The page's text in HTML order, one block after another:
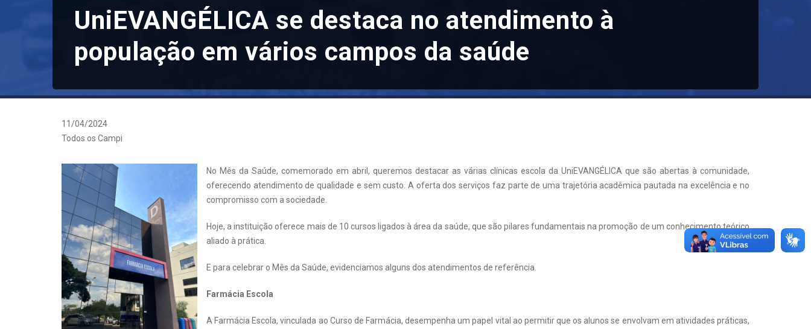
UniEVANGÉLICA se destaca no atendimento à
população em vários campos da saúde
11/04/2024
Todos os Campi
No Mês da Saúde, comemorado em abril, queremos destacar as várias clínicas escola da UniEVANGÉLICA que são abertas à comunidade,
oferecendo atendimento de qualidade e sem custo. A oferta dos serviços faz parte de uma trajetória acadêmica pautada na excelência e no
compromisso com a sociedade.
Hoje, a instituição oferece mais de 10 cursos ligados à área da saúde, que são pilares fundamentais na promoção de um conhecimento teórico
aliado à prática.
E para celebrar o Mês da Saúde, evidenciamos alguns dos atendimentos de referência.
Farmácia Escola
A Farmácia Escola, vinculada ao Curso de Farmácia, desempenha um papel vital ao permitir que os alunos se envolvam em atividades práticas,